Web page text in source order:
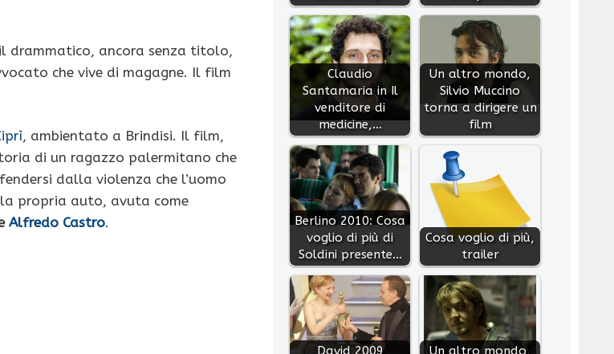
drammatico, ancora senza titolo,
che vive di magagne. Il film
, ambientato a Brindisi. Il film,
di un ragazzo palermitano che
dalla violenza che l’uomo
propria auto, avuta come
Alfredo Castro.
Claudio
Santamaria in Il
venditore di
medicine,…
Un altro mondo,
Silvio Muccino
torna a dirigere un
film
Berlino 2010: Cosa
voglio di più di
Soldini presente…
Cosa voglio di più,
trailer
David 2009
Un altro mondo,